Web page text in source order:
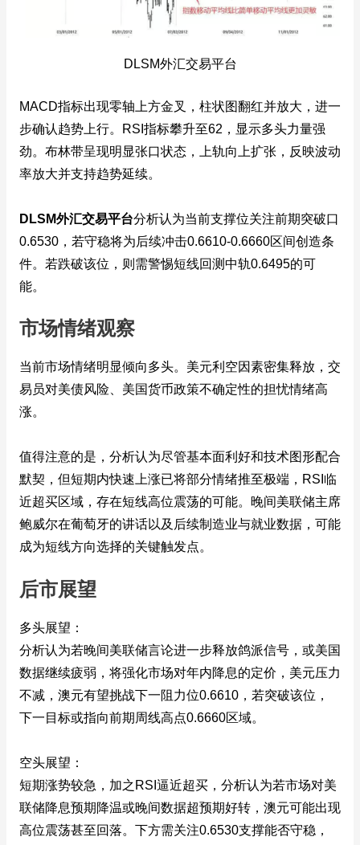
DLSM外汇交易平台
MACD指标出现零轴上方金叉，柱状图翻红并放大，进一
步确认趋势上行。RSI指标攀升至62，显示多头力量强
劲。布林带呈现明显张口状态，上轨向上扩张，反映波动
率放大并支持趋势延续。
DLSM外汇交易平台分析认为当前支撑位关注前期突破口
0.6530，若守稳将为后续冲击0.6610-0.6660区间创造条
件。若跌破该位，则需警惕短线回测中轨0.6495的可
能。
市场情绪观察
当前市场情绪明显倾向多头。美元利空因素密集释放，交
易员对美债风险、美国货币政策不确定性的担忧情绪高
涨。
值得注意的是，分析认为尽管基本面利好和技术图形配合
默契，但短期内快速上涨已将部分情绪推至极端，RSI临
近超买区域，存在短线高位震荡的可能。晚间美联储主席
鲍威尔在葡萄牙的讲话以及后续制造业与就业数据，可能
成为短线方向选择的关键触发点。
后市展望
多头展望：
分析认为若晚间美联储言论进一步释放鸽派信号，或美国
数据继续疲弱，将强化市场对年内降息的定价，美元压力
不减，澳元有望挑战下一阻力位0.6610，若突破该位，
下一目标或指向前期周线高点0.6660区域。
空头展望：
短期涨势较急，加之RSI逼近超买，分析认为若市场对美
联储降息预期降温或晚间数据超预期好转，澳元可能出现
高位震荡甚至回落。下方需关注0.6530支撑能否守稳，